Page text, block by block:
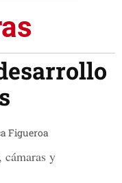
Figueroa
cámaras y